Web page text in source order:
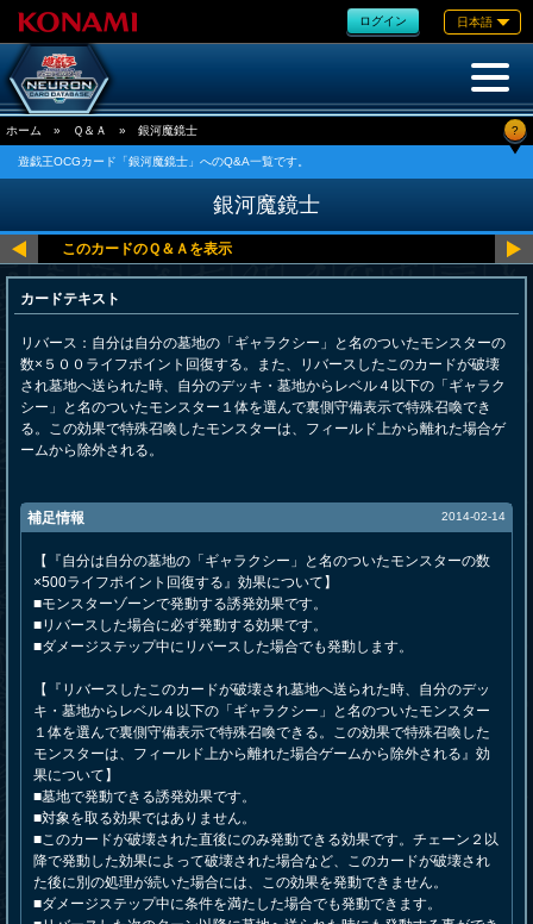
ログイン 日本語
ホーム » Ｑ＆Ａ » 銀河魔鏡士 ?
遊戯王OCGカード「銀河魔鏡士」へのQ&A一覧です。
銀河魔鏡士
カードテキスト
リバース：自分は自分の墓地の「ギャラクシー」と名のついたモンスターの
数×５００ライフポイント回復する。また、リバースしたこのカードが破壊
され墓地へ送られた時、自分のデッキ・墓地からレベル４以下の「ギャラク
シー」と名のついたモンスター１体を選んで裏側守備表示で特殊召喚でき
る。この効果で特殊召喚したモンスターは、フィールド上から離れた場合ゲ
ームから除外される。
補足情報 2014-02-14
【『自分は自分の墓地の「ギャラクシー」と名のついたモンスターの数
×500ライフポイント回復する』効果について】
■モンスターゾーンで発動する誘発効果です。
■リバースした場合に必ず発動する効果です。
■ダメージステップ中にリバースした場合でも発動します。
【『リバースしたこのカードが破壊され墓地へ送られた時、自分のデッ
キ・墓地からレベル４以下の「ギャラクシー」と名のついたモンスター
１体を選んで裏側守備表示で特殊召喚できる。この効果で特殊召喚した
モンスターは、フィールド上から離れた場合ゲームから除外される』効
果について】
■墓地で発動できる誘発効果です。
■対象を取る効果ではありません。
■このカードが破壊された直後にのみ発動できる効果です。チェーン２以
降で発動した効果によって破壊された場合など、このカードが破壊され
た後に別の処理が続いた場合には、この効果を発動できません。
■ダメージステップ中に条件を満たした場合でも発動できます。